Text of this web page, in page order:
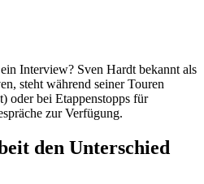
Interview? Sven Hardt bekannt als
steht während seiner Touren
oder bei Etappenstopps für
zur Verfügung.
den Unterschied